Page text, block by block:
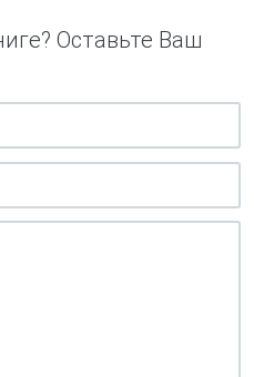
Оставьте Ваш